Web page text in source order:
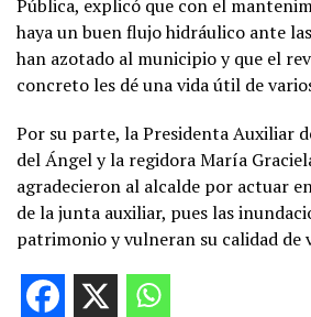
Pública, explicó que con el
haya un buen flujo hidráulico ante
han azotado al municipio y que el
concreto les dé una vida útil de
Por su parte, la Presidenta Auxiliar
del Ángel y la regidora María
agradecieron al alcalde por actuar
de la junta auxiliar, pues las
patrimonio y vulneran su calidad de